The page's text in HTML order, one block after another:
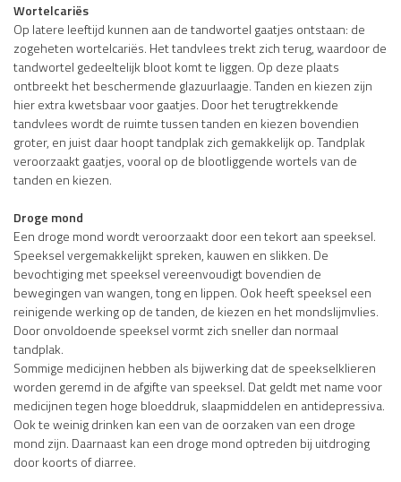
Wortelcariës
Op latere leeftijd kunnen aan de tandwortel gaatjes ontstaan: de
zogeheten wortelcariës. Het tandvlees trekt zich terug, waardoor de
tandwortel gedeeltelijk bloot komt te liggen. Op deze plaats
ontbreekt het beschermende glazuurlaagje. Tanden en kiezen zijn
hier extra kwetsbaar voor gaatjes. Door het terugtrekkende
tandvlees wordt de ruimte tussen tanden en kiezen bovendien
groter, en juist daar hoopt tandplak zich gemakkelijk op. Tandplak
veroorzaakt gaatjes, vooral op de blootliggende wortels van de
tanden en kiezen.
Droge mond
Een droge mond wordt veroorzaakt door een tekort aan speeksel.
Speeksel vergemakkelijkt spreken, kauwen en slikken. De
bevochtiging met speeksel vereenvoudigt bovendien de
bewegingen van wangen, tong en lippen. Ook heeft speeksel een
reinigende werking op de tanden, de kiezen en het mondslijmvlies.
Door onvoldoende speeksel vormt zich sneller dan normaal
tandplak.
Sommige medicijnen hebben als bijwerking dat de speekselklieren
worden geremd in de afgifte van speeksel. Dat geldt met name voor
medicijnen tegen hoge bloeddruk, slaapmiddelen en antidepressiva.
Ook te weinig drinken kan een van de oorzaken van een droge
mond zijn. Daarnaast kan een droge mond optreden bij uitdroging
door koorts of diarree.